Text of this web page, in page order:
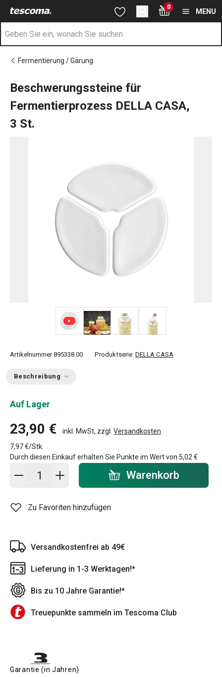
Sie befinden sich auf der Beschwerungssteine für
Zum Hauptinhalt springen
Zur Suche springen
Zur Navigation springen 0
MENU
Fermentierung / Gärung
Beschwerungssteine für
Fermentierprozess DELLA CASA,
3 St.
Artikelnummer 895338.00 Produktserie: DELLA CASA
Beschreibung
Auf Lager
23,90 € inkl. MwSt, zzgl. Versandkosten
7,97 €/Stk.
Durch diesen Einkauf erhalten Sie Punkte im Wert von 5,02 €
In den Warenkorb - Menge Warenkorb
Zu Favoriten hinzufügen
Versandkostenfrei ab 49€
Lieferung in 1-3 Werktagen!*
Bis zu 10 Jahre Garantie!*
Treuepunkte sammeln im Tescoma Club
Garantie (in Jahren)